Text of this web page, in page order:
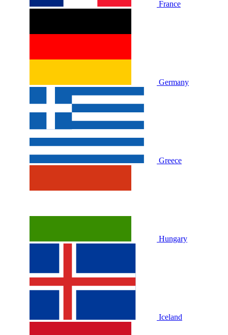
France
Germany
Greece
Hungary
Iceland